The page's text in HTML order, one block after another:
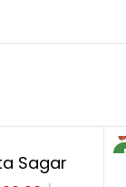
Sagar
1